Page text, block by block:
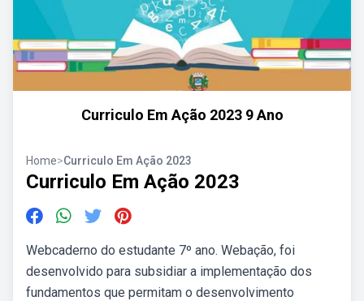
Curriculo Em Ação 2023 9 Ano
Home>Curriculo Em Ação 2023
Curriculo Em Ação 2023
Webcaderno do estudante 7º ano. Webação, foi
desenvolvido para subsidiar a implementação dos
fundamentos que permitam o desenvolvimento